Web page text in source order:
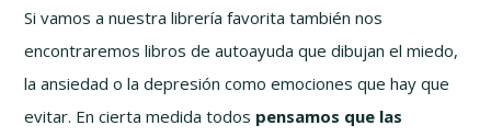
Si vamos a nuestra librería favorita también nos
encontraremos libros de autoayuda que dibujan el miedo,
la ansiedad o la depresión como emociones que hay que
evitar. En cierta medida todos pensamos que las